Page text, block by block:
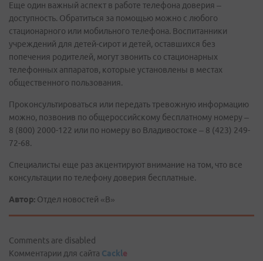
Еще один важный аспект в работе телефона доверия –
доступность. Обратиться за помощью можно с любого
стационарного или мобильного телефона. Воспитанники
учреждений для детей-сирот и детей, оставшихся без
попечения родителей, могут звонить со стационарных
телефонных аппаратов, которые установлены в местах
общественного пользования.
Проконсультироваться или передать тревожную информацию
можно, позвонив по общероссийскому бесплатному номеру –
8 (800) 2000-122 или по номеру во Владивостоке – 8 (423) 249-
72-68.
Специалисты еще раз акцентируют внимание на том, что все
консультации по телефону доверия бесплатные.
Автор: Отдел новостей «В»
Comments are disabled
Комментарии для сайта Cackle